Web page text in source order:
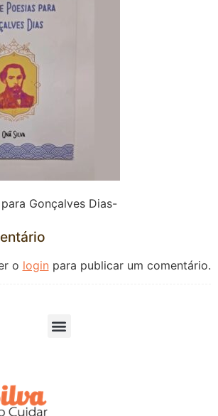
Gonçalves Dias-
o login para publicar um comentário.